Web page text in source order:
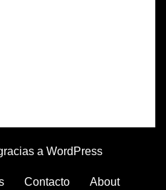
a WordPress
Contacto About